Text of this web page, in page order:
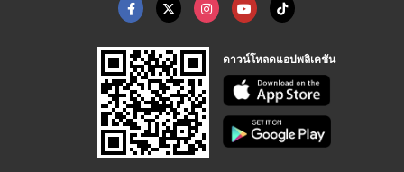
ดาวน์โหลดแอปพลิเคชัน